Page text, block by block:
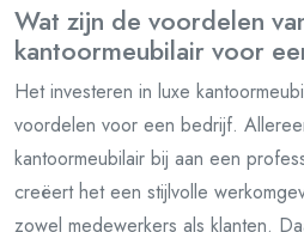
Wat zijn de voordelen
kantoormeubilair voor
Het investeren in luxe
voordelen voor een bedrijf.
kantoormeubilair bij aan een
creëert het een stijlvolle
zowel medewerkers als klanten.